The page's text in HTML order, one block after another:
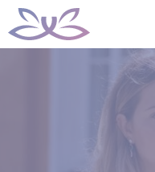
Aller
au